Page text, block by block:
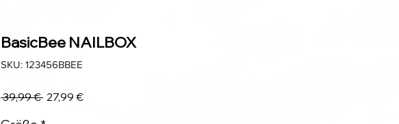
BasicBee NAILBOX
SKU: 123456BBEE
39,99 € Precio
27,99 €Precio